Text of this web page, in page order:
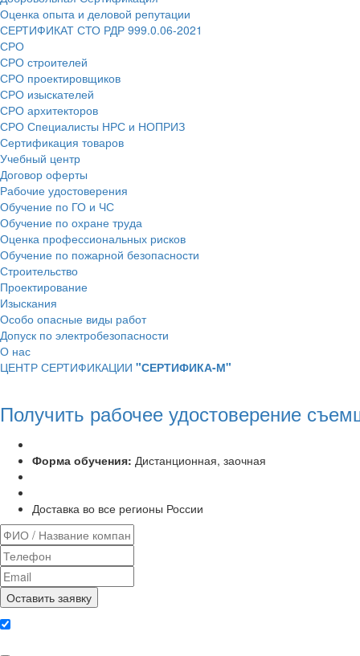
Оценка опыта и деловой репутации
СЕРТИФИКАТ СТО РДР 999.0.06-2021
СРО
СРО строителей
СРО проектировщиков
СРО изыскателей
СРО архитекторов
СРО Специалисты НРС и НОПРИЗ
Сертификация товаров
Учебный центр
Договор оферты
Рабочие удостоверения
Обучение по ГО и ЧС
Обучение по охране труда
Оценка профессиональных рисков
Обучение по пожарной безопасности
Строительство
Проектирование
Изыскания
Особо опасные виды работ
Допуск по электробезопасности
О нас
ЦЕНТР СЕРТИФИКАЦИИ "СЕРТИФИКА-М"
Получить рабочее удостоверение
Форма обучения: Дистанционная, заочная
Доставка во все регионы России